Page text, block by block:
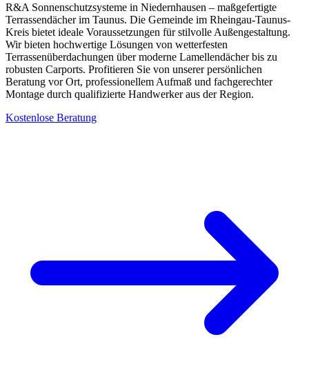
R&A Sonnenschutzsysteme in Niedernhausen – maßgefertigte
Terrassendächer im Taunus. Die Gemeinde im Rheingau-Taunus-
Kreis bietet ideale Voraussetzungen für stilvolle Außengestaltung.
Wir bieten hochwertige Lösungen von wetterfesten
Terrassenüberdachungen über moderne Lamellendächer bis zu
robusten Carports. Profitieren Sie von unserer persönlichen
Beratung vor Ort, professionellem Aufmaß und fachgerechter
Montage durch qualifizierte Handwerker aus der Region.
Kostenlose Beratung